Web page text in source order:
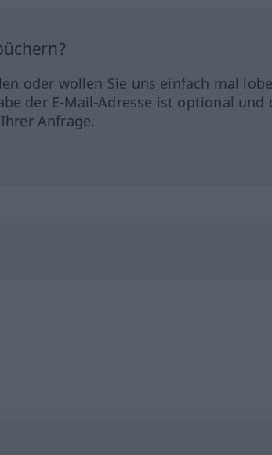
oder wollen Sie uns einfach mal
der E-Mail-Adresse ist optional und
Anfrage.